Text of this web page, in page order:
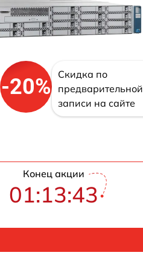
-20%
Скидка по
предварительной
записи на сайте
Конец акции
01:13:42